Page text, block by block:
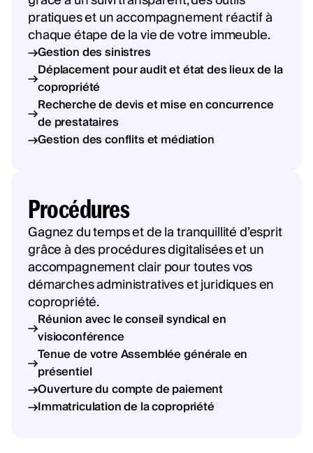
pratiques et un accompagnement réactif à
chaque étape de la vie de votre immeuble.
Gestion des sinistres
Déplacement pour audit et état des lieux de la
copropriété
Recherche de devis et mise en concurrence
de prestataires
Gestion des conflits et médiation
Procédures
Gagnez du temps et de la tranquillité d’esprit
grâce à des procédures digitalisées et un
accompagnement clair pour toutes vos
démarches administratives et juridiques en
copropriété.
Réunion avec le conseil syndical en
visioconférence
Tenue de votre Assemblée générale en
présentiel
Ouverture du compte de paiement
Immatriculation de la copropriété